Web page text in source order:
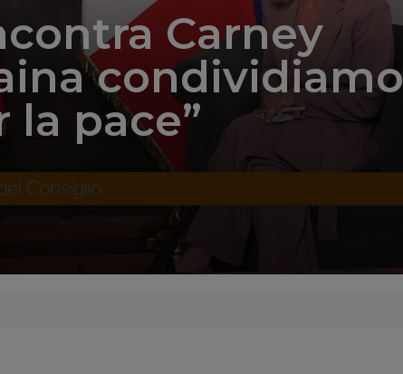
Carney
condividiamo
la pace”